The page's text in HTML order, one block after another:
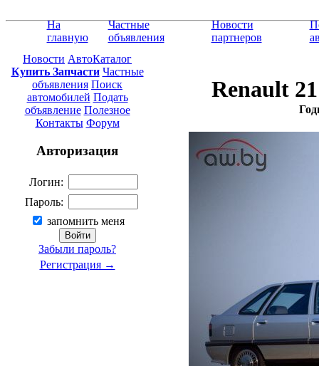
На
главную
Частные
объявления
Новости
партнеров
Новости АвтоКаталог
Купить Запчасти Частные
объявления Поиск
автомобилей Подать
объявление Полезное
Контакты Форум
Авторизация
Логин:
Пароль:
запомнить меня
Забыли пароль?
Регистрация →
Renault